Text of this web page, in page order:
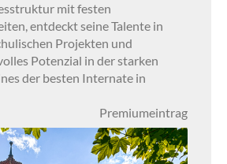
mit festen
entdeckt seine Talente in
Projekten und
Potenzial in der starken
der besten Internate in
Premiumeintrag